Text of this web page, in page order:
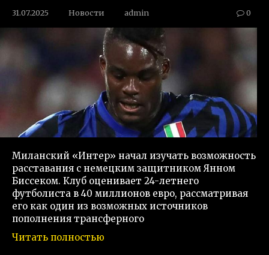
31.07.2025 Новости admin 0
Миланский «Интер» начал изучать возможность
расставания с немецким защитником Янном
Биссеком. Клуб оценивает 24-летнего
футболиста в 40 миллионов евро, рассматривая
его как один из возможных источников
пополнения трансферного
Читать полностью